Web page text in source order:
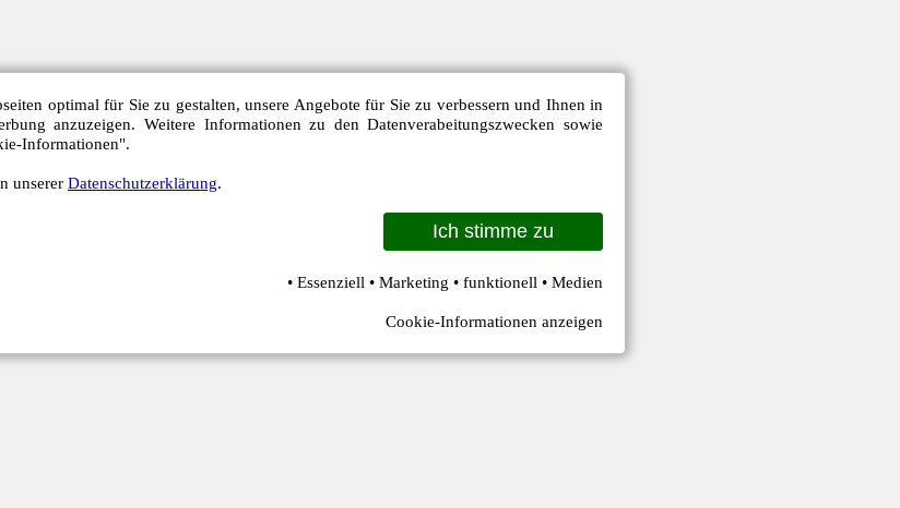
optimal für Sie zu gestalten, unsere Angebote für Sie zu verbessern und Ihnen in
anzuzeigen. Weitere Informationen zu den Datenverabeitungszwecken sowie
Informationen".
unserer Datenschutzerklärung.
Ich stimme zu
• Essenziell • Marketing • funktionell • Medien
Cookie-Informationen anzeigen